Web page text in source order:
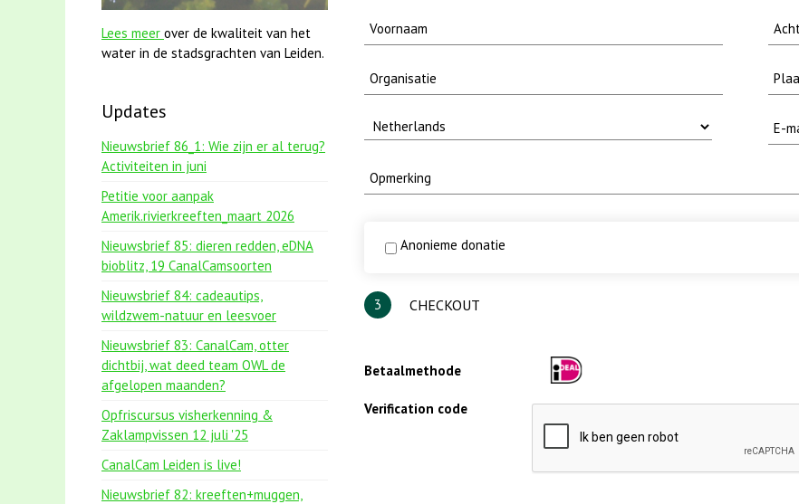
Anonieme donatie
3 CHECKOUT
Betaalmethode
Verification code
Lees meer over de kwaliteit van het
water in de stadsgrachten van Leiden.
Updates
Nieuwsbrief 86_1: Wie zijn er al terug?
Activiteiten in juni
Petitie voor aanpak
Amerik.rivierkreeften_maart 2026
Nieuwsbrief 85: dieren redden, eDNA
bioblitz, 19 CanalCamsoorten
Nieuwsbrief 84: cadeautips,
wildzwem-natuur en leesvoer
Nieuwsbrief 83: CanalCam, otter
dichtbij, wat deed team OWL de
afgelopen maanden?
Opfriscursus visherkenning &
Zaklampvissen 12 juli '25
CanalCam Leiden is live!
Nieuwsbrief 82: kreeften+muggen,